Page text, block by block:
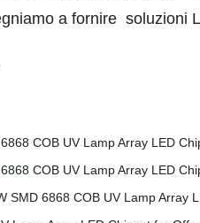
a fornire soluzioni